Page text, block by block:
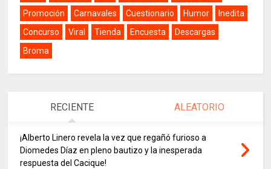
Promoción
Carnavales Cuestionario Humor
Inedita
Concurso
Viral Tienda Encuesta
Descargas
Broma
RECIENTE ALEATORIO
¡Alberto Linero revela la vez que regañó furioso a
Diomedes Díaz en pleno bautizo y la inesperada
respuesta del Cacique!